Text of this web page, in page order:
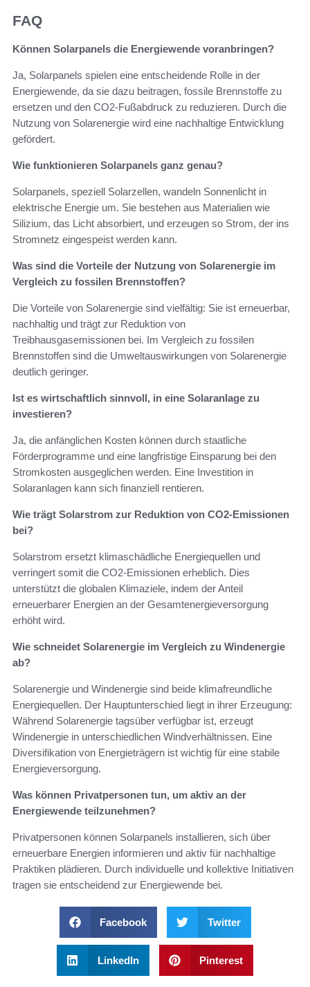
FAQ
Können Solarpanels die Energiewende voranbringen?
Ja, Solarpanels spielen eine entscheidende Rolle in der
Energiewende, da sie dazu beitragen, fossile Brennstoffe zu
ersetzen und den CO2-Fußabdruck zu reduzieren. Durch die
Nutzung von Solarenergie wird eine nachhaltige Entwicklung
gefördert.
Wie funktionieren Solarpanels ganz genau?
Solarpanels, speziell Solarzellen, wandeln Sonnenlicht in
elektrische Energie um. Sie bestehen aus Materialien wie
Silizium, das Licht absorbiert, und erzeugen so Strom, der ins
Stromnetz eingespeist werden kann.
Was sind die Vorteile der Nutzung von Solarenergie im
Vergleich zu fossilen Brennstoffen?
Die Vorteile von Solarenergie sind vielfältig: Sie ist erneuerbar,
nachhaltig und trägt zur Reduktion von
Treibhausgasemissionen bei. Im Vergleich zu fossilen
Brennstoffen sind die Umweltauswirkungen von Solarenergie
deutlich geringer.
Ist es wirtschaftlich sinnvoll, in eine Solaranlage zu
investieren?
Ja, die anfänglichen Kosten können durch staatliche
Förderprogramme und eine langfristige Einsparung bei den
Stromkosten ausgeglichen werden. Eine Investition in
Solaranlagen kann sich finanziell rentieren.
Wie trägt Solarstrom zur Reduktion von CO2-Emissionen
bei?
Solarstrom ersetzt klimaschädliche Energiequellen und
verringert somit die CO2-Emissionen erheblich. Dies
unterstützt die globalen Klimaziele, indem der Anteil
erneuerbarer Energien an der Gesamtenergieversorgung
erhöht wird.
Wie schneidet Solarenergie im Vergleich zu Windenergie
ab?
Solarenergie und Windenergie sind beide klimafreundliche
Energiequellen. Der Hauptunterschied liegt in ihrer Erzeugung:
Während Solarenergie tagsüber verfügbar ist, erzeugt
Windenergie in unterschiedlichen Windverhältnissen. Eine
Diversifikation von Energieträgern ist wichtig für eine stabile
Energieversorgung.
Was können Privatpersonen tun, um aktiv an der
Energiewende teilzunehmen?
Privatpersonen können Solarpanels installieren, sich über
erneuerbare Energien informieren und aktiv für nachhaltige
Praktiken plädieren. Durch individuelle und kollektive Initiativen
tragen sie entscheidend zur Energiewende bei.
Facebook Twitter
LinkedIn Pinterest